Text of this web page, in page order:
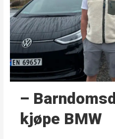
–
kjøpe BMW